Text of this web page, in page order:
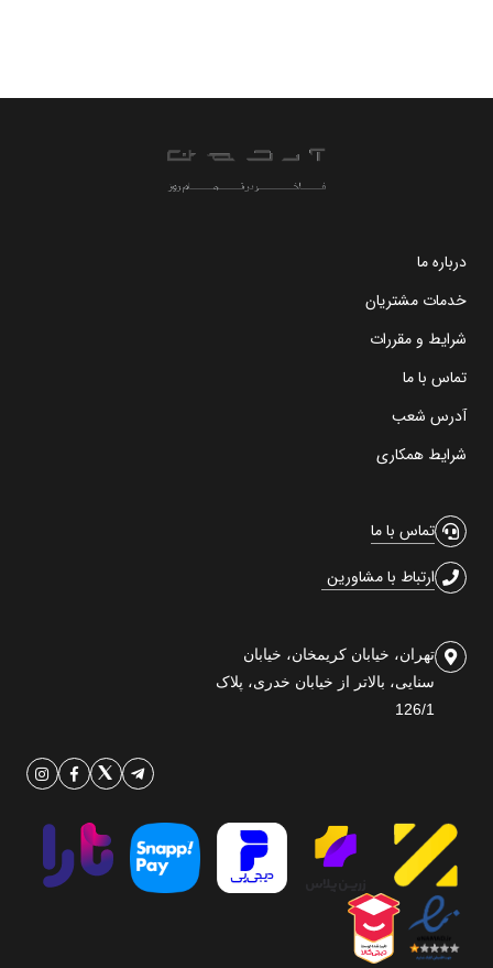
درباره ما
خدمات مشتریان
شرایط و مقررات
تماس با ما
آدرس شعب
شرایط همکاری
تماس با ما
ارتباط با مشاورین
تهران، خیابان کریمخان، خیابان
سنایی، بالاتر از خیابان خدری، پلاک
126/1